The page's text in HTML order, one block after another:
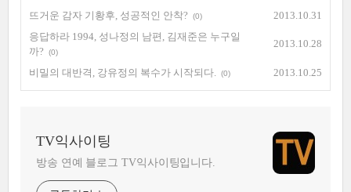
뜨거운 감자 기황후, 성공적인 안착? (0)
2013.10.31
응답하라 1994, 성나정의 남편, 김재준은 누구일
까?
(0)
2013.10.28
비밀의 대반격, 강유정의 복수가 시작되다. (0) 2013.10.25
TV익사이팅
방송 연예 블로그 TV익사이팅입니다.